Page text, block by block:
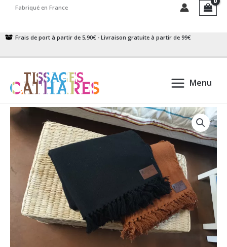
Fabriqué en France
Frais de port à partir de 5,90€ - Livraison gratuite à partir de 99€
Menu